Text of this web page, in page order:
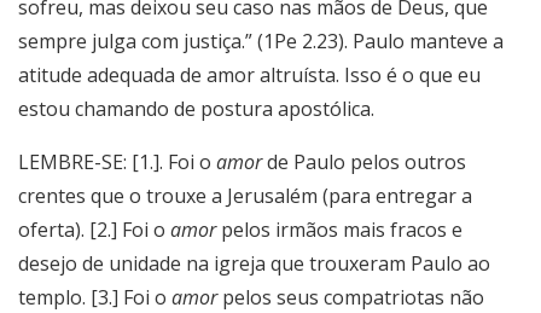
sofreu, mas deixou seu caso nas mãos de Deus, que
sempre julga com justiça.” (1Pe 2.23). Paulo manteve a
atitude adequada de amor altruísta. Isso é o que eu
estou chamando de postura apostólica.
LEMBRE-SE: [1.]. Foi o amorde Paulo pelos outros
crentes que o trouxe a Jerusalém (para entregar a
oferta). [2.] Foi o amorpelos irmãos mais fracos e
desejo de unidade na igreja que trouxeram Paulo ao
templo. [3.] Foi o amorpelos seus compatriotas não